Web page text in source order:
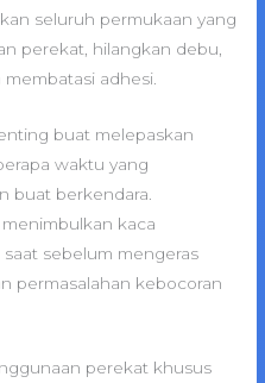
seluruh permukaan yang
perekat, hilangkan debu,
adhesi.
buat melepaskan
waktu yang
buat berkendara.
kaca
sebelum mengeras
permasalahan kebocoran
perekat khusus